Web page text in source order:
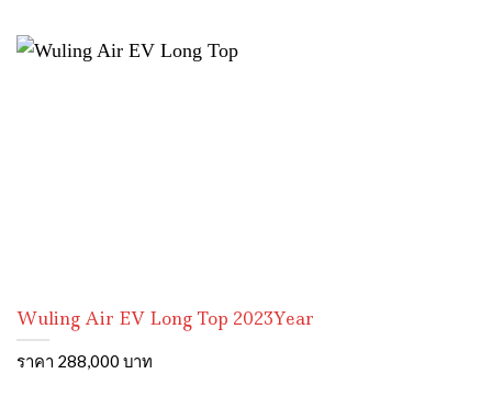
Wuling Air EV Long Top 2023Year
ราคา 288,000 บาท